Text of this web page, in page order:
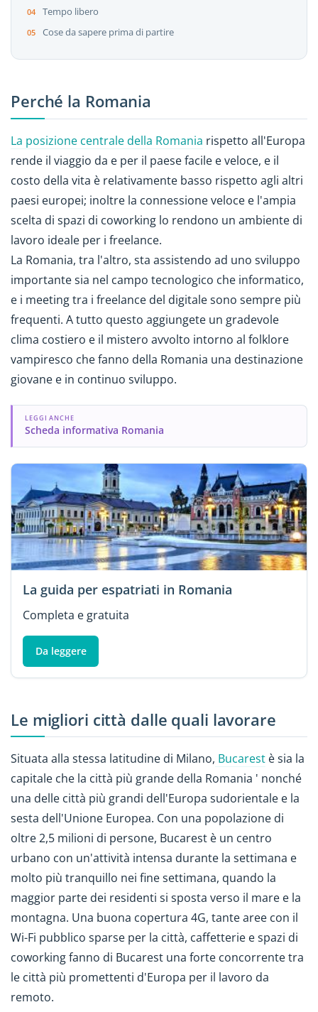
Tempo libero
Cose da sapere prima di partire
Perché la Romania
La posizione centrale della Romania rispetto all'Europa
rende il viaggio da e per il paese facile e veloce, e il
costo della vita è relativamente basso rispetto agli altri
paesi europei; inoltre la connessione veloce e l'ampia
scelta di spazi di coworking lo rendono un ambiente di
lavoro ideale per i freelance.
La Romania, tra l'altro, sta assistendo ad uno sviluppo
importante sia nel campo tecnologico che informatico,
e i meeting tra i freelance del digitale sono sempre più
frequenti. A tutto questo aggiungete un gradevole
clima costiero e il mistero avvolto intorno al folklore
vampiresco che fanno della Romania una destinazione
giovane e in continuo sviluppo.
LEGGI ANCHE
Scheda informativa Romania
La guida per espatriati in Romania
Completa e gratuita
Da leggere
Le migliori città dalle quali lavorare
Situata alla stessa latitudine di Milano, Bucarest è sia la
capitale che la città più grande della Romania ' nonché
una delle città più grandi dell'Europa sudorientale e la
sesta dell'Unione Europea. Con una popolazione di
oltre 2,5 milioni di persone, Bucarest è un centro
urbano con un'attività intensa durante la settimana e
molto più tranquillo nei fine settimana, quando la
maggior parte dei residenti si sposta verso il mare e la
montagna. Una buona copertura 4G, tante aree con il
Wi-Fi pubblico sparse per la città, caffetterie e spazi di
coworking fanno di Bucarest una forte concorrente tra
le città più promettenti d'Europa per il lavoro da
remoto.